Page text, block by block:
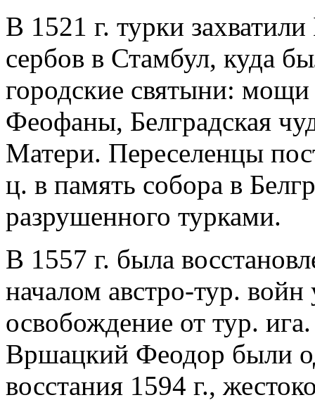
В 1521 г. турки
сербов в Стамбул, куда
городские святыни:
Феофаны, Белградская
Матери. Переселенцы
ц. в память собора в
разрушенного турками.
В 1557 г. была
началом австро-тур.
освобождение от тур.
Вршацкий Феодор были
восстания 1594 г.,